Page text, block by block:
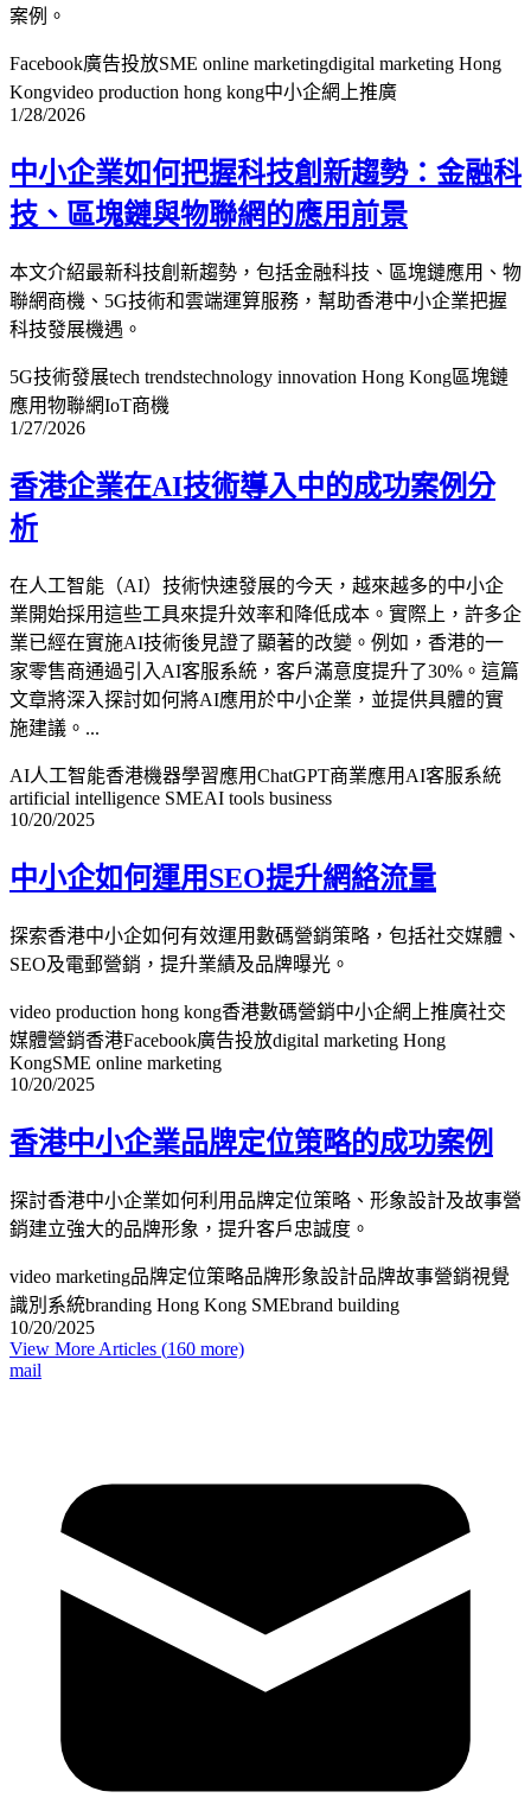
案例。
Facebook廣告投放SME online marketingdigital marketing Hong
Kongvideo production hong kong中小企網上推廣
1/28/2026
中小企業如何把握科技創新趨勢：金融科
技、區塊鏈與物聯網的應用前景
本文介紹最新科技創新趨勢，包括金融科技、區塊鏈應用、物
聯網商機、5G技術和雲端運算服務，幫助香港中小企業把握
科技發展機遇。
5G技術發展tech trendstechnology innovation Hong Kong區塊鏈
應用物聯網IoT商機
1/27/2026
香港企業在AI技術導入中的成功案例分
析
在人工智能（AI）技術快速發展的今天，越來越多的中小企
業開始採用這些工具來提升效率和降低成本。實際上，許多企
業已經在實施AI技術後見證了顯著的改變。例如，香港的一
家零售商通過引入AI客服系統，客戶滿意度提升了30%。這篇
文章將深入探討如何將AI應用於中小企業，並提供具體的實
施建議。...
AI人工智能香港機器學習應用ChatGPT商業應用 AI客服系統
artificial intelligence SMEAI tools business
10/20/2025
中小企如何運用SEO提升網絡流量
探索香港中小企如何有效運用數碼營銷策略，包括社交媒體、
SEO及電郵營銷，提升業績及品牌曝光。
video production hong kong香港數碼營銷中小企網上推廣社交
媒體營銷香港Facebook廣告投放digital marketing Hong
KongSME online marketing
10/20/2025
香港中小企業品牌定位策略的成功案例
探討香港中小企業如何利用品牌定位策略、形象設計及故事營
銷建立強大的品牌形象，提升客戶忠誠度。
video marketing品牌定位策略品牌形象設計品牌故事營銷視覺
識別系統branding Hong Kong SMEbrand building
10/20/2025
View More Articles (160 more)
mail